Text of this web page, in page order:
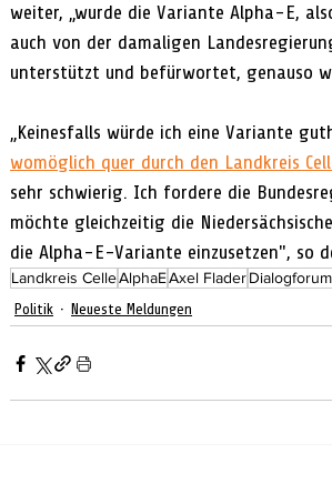
weiter, „wurde die Variante Alpha-E,
auch von der damaligen
unterstützt und befürwortet, genauso
„Keinesfalls würde ich eine Variante
womöglich quer durch den Landkreis
sehr schwierig. Ich fordere die
möchte gleichzeitig die
die Alpha-E-Variante einzusetzen", so
Landkreis CelleAlphaEAxel Flader
Politik Neueste Meldungen